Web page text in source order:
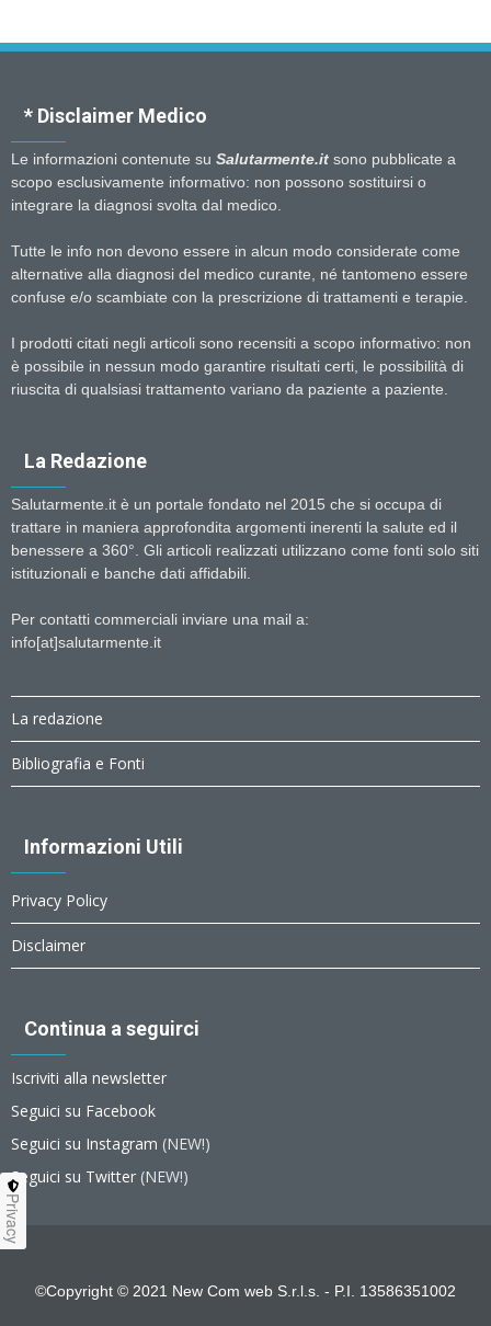
* Disclaimer Medico
Le informazioni contenute su Salutarmente.it sono pubblicate a
scopo esclusivamente informativo: non possono sostituirsi o
integrare la diagnosi svolta dal medico.
Tutte le info non devono essere in alcun modo considerate come
alternative alla diagnosi del medico curante, né tantomeno essere
confuse e/o scambiate con la prescrizione di trattamenti e terapie.
I prodotti citati negli articoli sono recensiti a scopo informativo: non
è possibile in nessun modo garantire risultati certi, le possibilità di
riuscita di qualsiasi trattamento variano da paziente a paziente.
La Redazione
Salutarmente.it è un portale fondato nel 2015 che si occupa di
trattare in maniera approfondita argomenti inerenti la salute ed il
benessere a 360°. Gli articoli realizzati utilizzano come fonti solo siti
istituzionali e banche dati affidabili.
Per contatti commerciali inviare una mail a:
info[at]salutarmente.it
La redazione
Bibliografia e Fonti
Informazioni Utili
Privacy Policy
Disclaimer
Continua a seguirci
Iscriviti alla newsletter
Seguici su Facebook
Seguici su Instagram (NEW!)
Seguici su Twitter (NEW!)
©Copyright © 2021 New Com web S.r.l.s. - P.I. 13586351002
Privacy